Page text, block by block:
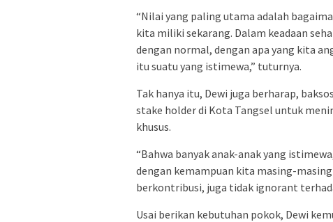
“Nilai yang paling utama adalah
kita miliki sekarang. Dalam keadaan
dengan normal, dengan apa yang kita
itu suatu yang istimewa,” tuturnya.
Tak hanya itu, Dewi juga berharap,
stake holder di Kota Tangsel untuk
khusus.
“Bahwa banyak anak-anak yang
dengan kemampuan kita masing-
berkontribusi, juga tidak ignorant
Usai berikan kebutuhan pokok, Dewi